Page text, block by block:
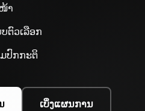
າ
ຕົວ​ເລືອກ
ປົກກະຕິ
ເບິ່ງແຜນການ